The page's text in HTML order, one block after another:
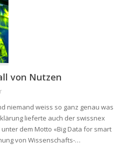
von Nutzen
niemand weiss so ganz genau was
lieferte auch der swissnex
unter dem Motto «Big Data for smart
von Wissenschafts-…